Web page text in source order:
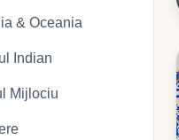
& Oceania
Indian
Mijlociu